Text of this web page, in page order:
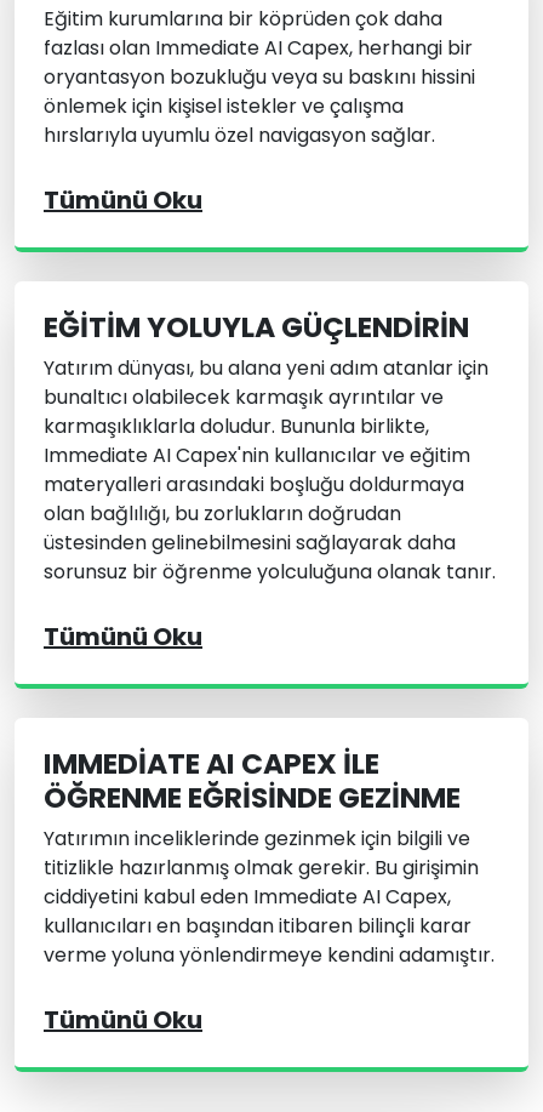
Eğitim kurumlarına bir köprüden çok daha
fazlası olan Immediate AI Capex, herhangi bir
oryantasyon bozukluğu veya su baskını hissini
önlemek için kişisel istekler ve çalışma
hırslarıyla uyumlu özel navigasyon sağlar.
Tümünü Oku
EĞITIM YOLUYLA GÜÇLENDIRIN
Yatırım dünyası, bu alana yeni adım atanlar için
bunaltıcı olabilecek karmaşık ayrıntılar ve
karmaşıklıklarla doludur. Bununla birlikte,
Immediate AI Capex'nin kullanıcılar ve eğitim
materyalleri arasındaki boşluğu doldurmaya
olan bağlılığı, bu zorlukların doğrudan
üstesinden gelinebilmesini sağlayarak daha
sorunsuz bir öğrenme yolculuğuna olanak tanır.
Tümünü Oku
IMMEDIATE AI CAPEX ILE
ÖĞRENME EĞRISINDE GEZINME
Yatırımın inceliklerinde gezinmek için bilgili ve
titizlikle hazırlanmış olmak gerekir. Bu girişimin
ciddiyetini kabul eden Immediate AI Capex,
kullanıcıları en başından itibaren bilinçli karar
verme yoluna yönlendirmeye kendini adamıştır.
Tümünü Oku